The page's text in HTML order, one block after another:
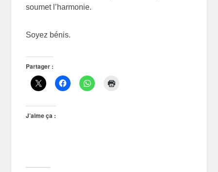
soumet l’harmonie.
Soyez bénis.
Partager :
J’aime ça :